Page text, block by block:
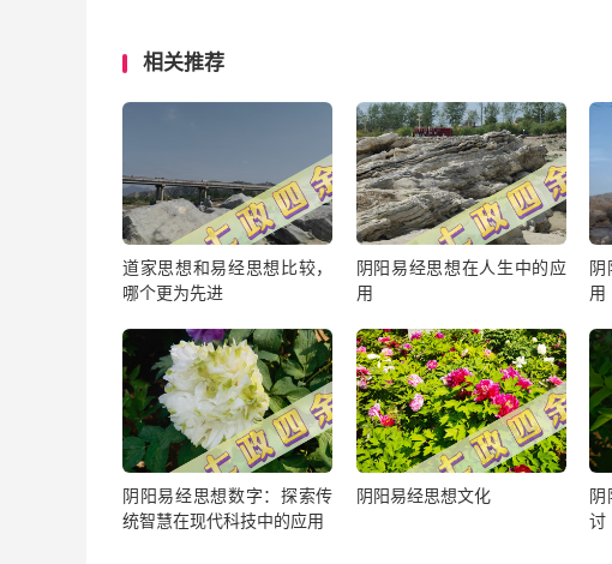
相关推荐
道家思想和易经思想比较，
哪个更为先进
阴阳易经思想在人生中的应
用
用
阴阳易经思想数字：探索传
统智慧在现代科技中的应用
阴阳易经思想文化
阴
讨